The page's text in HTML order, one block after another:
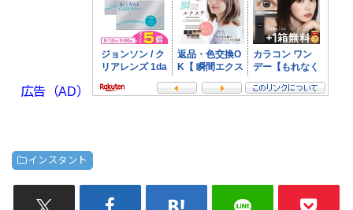
広告（AD）
インスタント